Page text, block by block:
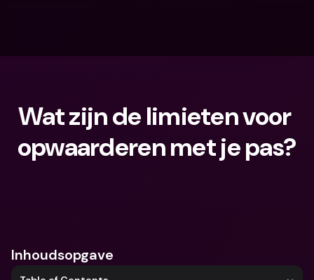
Wat zijn de limieten voor
opwaarderen met je pas?
Inhoudsopgave